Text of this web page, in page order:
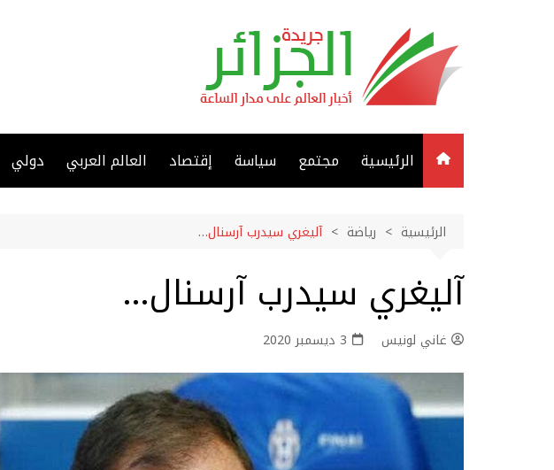
الرئيسية مجتمع سياسة إقتصاد العالم العربي دولي
الرئيسية رياضة آليغري سيدرب آرسنال…
آليغري سيدرب آرسنال…
غاني لونيس 3 ديسمبر 2020